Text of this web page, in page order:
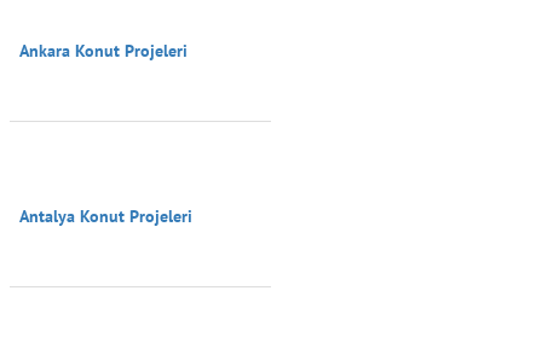
Ankara Konut Projeleri
Antalya Konut Projeleri